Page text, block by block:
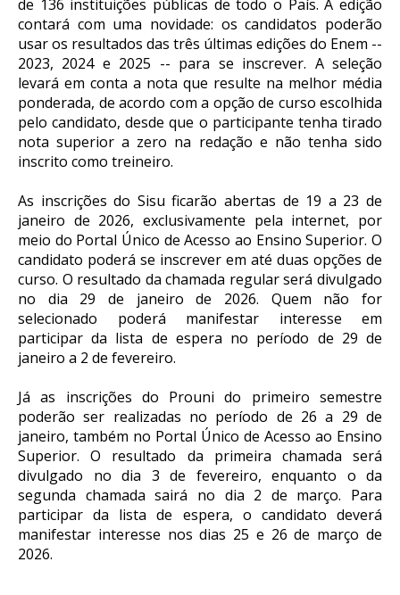
de 136 instituições públicas de todo o País. A edição
contará com uma novidade: os candidatos poderão
usar os resultados das três últimas edições do Enem --
2023, 2024 e 2025 -- para se inscrever. A seleção
levará em conta a nota que resulte na melhor média
ponderada, de acordo com a opção de curso escolhida
pelo candidato, desde que o participante tenha tirado
nota superior a zero na redação e não tenha sido
inscrito como treineiro.
As inscrições do Sisu ficarão abertas de 19 a 23 de
janeiro de 2026, exclusivamente pela internet, por
meio do Portal Único de Acesso ao Ensino Superior. O
candidato poderá se inscrever em até duas opções de
curso. O resultado da chamada regular será divulgado
no dia 29 de janeiro de 2026. Quem não for
selecionado poderá manifestar interesse em
participar da lista de espera no período de 29 de
janeiro a 2 de fevereiro.
Já as inscrições do Prouni do primeiro semestre
poderão ser realizadas no período de 26 a 29 de
janeiro, também no Portal Único de Acesso ao Ensino
Superior. O resultado da primeira chamada será
divulgado no dia 3 de fevereiro, enquanto o da
segunda chamada sairá no dia 2 de março. Para
participar da lista de espera, o candidato deverá
manifestar interesse nos dias 25 e 26 de março de
2026.